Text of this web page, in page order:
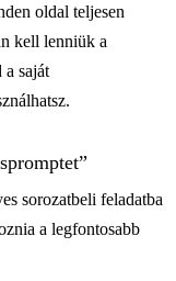
oldal teljesen
kell lenniük a
saját
sorozatbeli feladatba
a legfontosabb